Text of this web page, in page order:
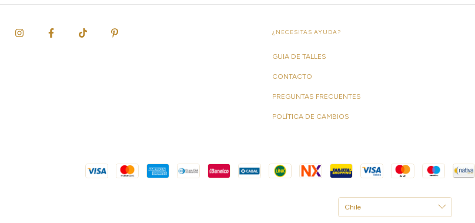
¿NECESITAS AYUDA?
GUIA DE TALLES
CONTACTO
PREGUNTAS FRECUENTES
POLÍTICA DE CAMBIOS